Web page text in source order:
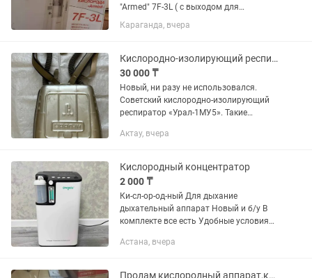
"Armed" 7F-3L ( с выходом для
ингаляции. Аппарат в классическом
исполнении и мощностью 3 л/мин
лечения заболеваний дыхательных
путей
Караганда, вчера
Кислородно-изолирующий респиратор Урал-1МУ5
30 000 ₸
Новый, ни разу не использовался.
Советский кислородно-изолирующий
респиратор «Урал-1МУ5». Такие
от привычных строительных масок или
Актау, вчера
Кислородный концентратор
2 000 ₸
Ки-сл-ор-од-ный Для дыхание
дыхательный аппарат Новый и б/у В
комплекте все есть Удобные условия
Подробнее по телефону звоните Ко-нц-
Астана, вчера
Продам кислородный аппарат,контек 45